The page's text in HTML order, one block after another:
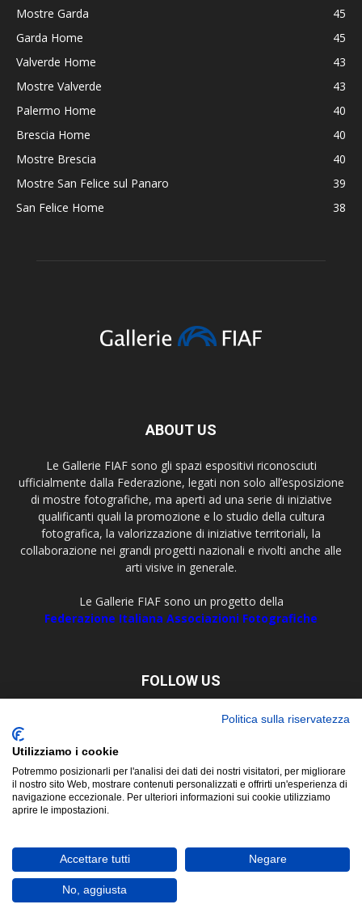
Mostre Garda
45
Garda Home
45
Valverde Home
43
Mostre Valverde
43
Palermo Home
40
Brescia Home
40
Mostre Brescia
40
Mostre San Felice sul Panaro
39
San Felice Home
38
ABOUT US
Le Gallerie FIAF sono gli spazi espositivi riconosciuti
ufficialmente dalla Federazione, legati non solo all’esposizione
di mostre fotografiche, ma aperti ad una serie di iniziative
qualificanti quali la promozione e lo studio della cultura
fotografica, la valorizzazione di iniziative territoriali, la
collaborazione nei grandi progetti nazionali e rivolti anche alle
arti visive in generale.
Le Gallerie FIAF sono un progetto della
Federazione Italiana Associazioni Fotografiche
FOLLOW US
© Copyright 2019 ©FIAF - Federazione Italiana Associazioni
Fotografiche
Corso San Martino, 8 - 10122 Torino Tel. +39 011 5629479 P. Iva e C.F.
02657450017
Politica sulla riservatezza
Utilizziamo i cookie
Potremmo posizionarli per l'analisi dei dati dei nostri visitatori, per migliorare
il nostro sito Web, mostrare contenuti personalizzati e offrirti un'esperienza di
navigazione eccezionale. Per ulteriori informazioni sui cookie utilizziamo
aprire le impostazioni.
Accettare tutti Negare
No, aggiusta